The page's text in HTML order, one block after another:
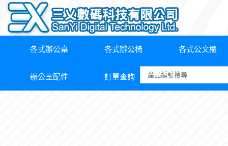
各式辦公桌 各式辦公椅 各式公文櫃
辦公室配件 訂單查詢